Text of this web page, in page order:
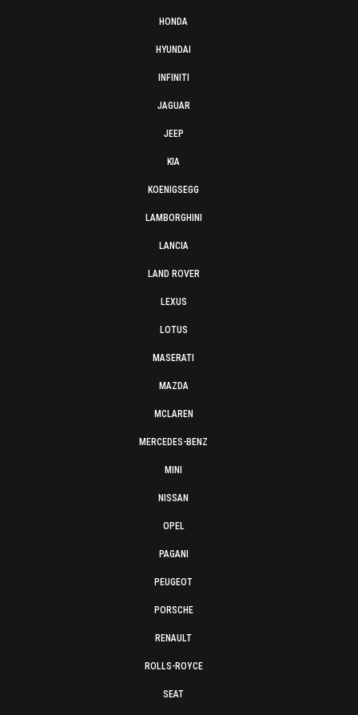
HONDA
HYUNDAI
INFINITI
JAGUAR
JEEP
KIA
KOENIGSEGG
LAMBORGHINI
LANCIA
LAND ROVER
LEXUS
LOTUS
MASERATI
MAZDA
MCLAREN
MERCEDES-BENZ
MINI
NISSAN
OPEL
PAGANI
PEUGEOT
PORSCHE
RENAULT
ROLLS-ROYCE
SEAT